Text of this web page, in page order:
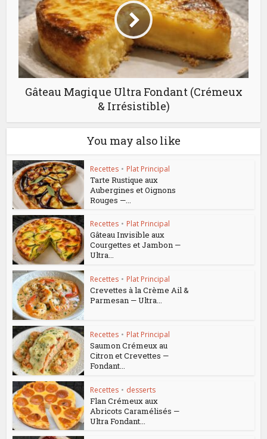
Gâteau Magique Ultra Fondant (Crémeux
& Irrésistible)
You may also like
Recettes • Plat Principal
Tarte Rustique aux
Aubergines et Oignons
Rouges —...
Recettes • Plat Principal
Gâteau Invisible aux
Courgettes et Jambon —
Ultra...
Recettes • Plat Principal
Crevettes à la Crème Ail &
Parmesan — Ultra...
Recettes • Plat Principal
Saumon Crémeux au
Citron et Crevettes —
Fondant...
Recettes • desserts
Flan Crémeux aux
Abricots Caramélisés —
Ultra Fondant...